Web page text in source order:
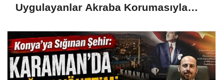
Uygulayanlar Akraba Korumasıyla